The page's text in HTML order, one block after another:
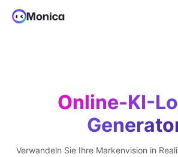
Online-KI-
Verwandeln Sie Ihre Markenvision in